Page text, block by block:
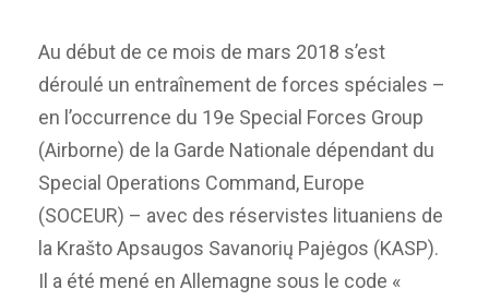
Au début de ce mois de mars 2018 s’est
déroulé un entraînement de forces spéciales –
en l’occurrence du 19e Special Forces Group
(Airborne) de la Garde Nationale dépendant du
Special Operations Command, Europe
(SOCEUR) – avec des réservistes lituaniens de
la Krašto Apsaugos Savanorių Pajėgos (KASP).
Il a été mené en Allemagne sous le code «